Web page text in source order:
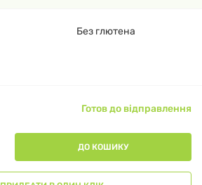
Готов до відправлення
ДО КОШИКУ
Без глютена